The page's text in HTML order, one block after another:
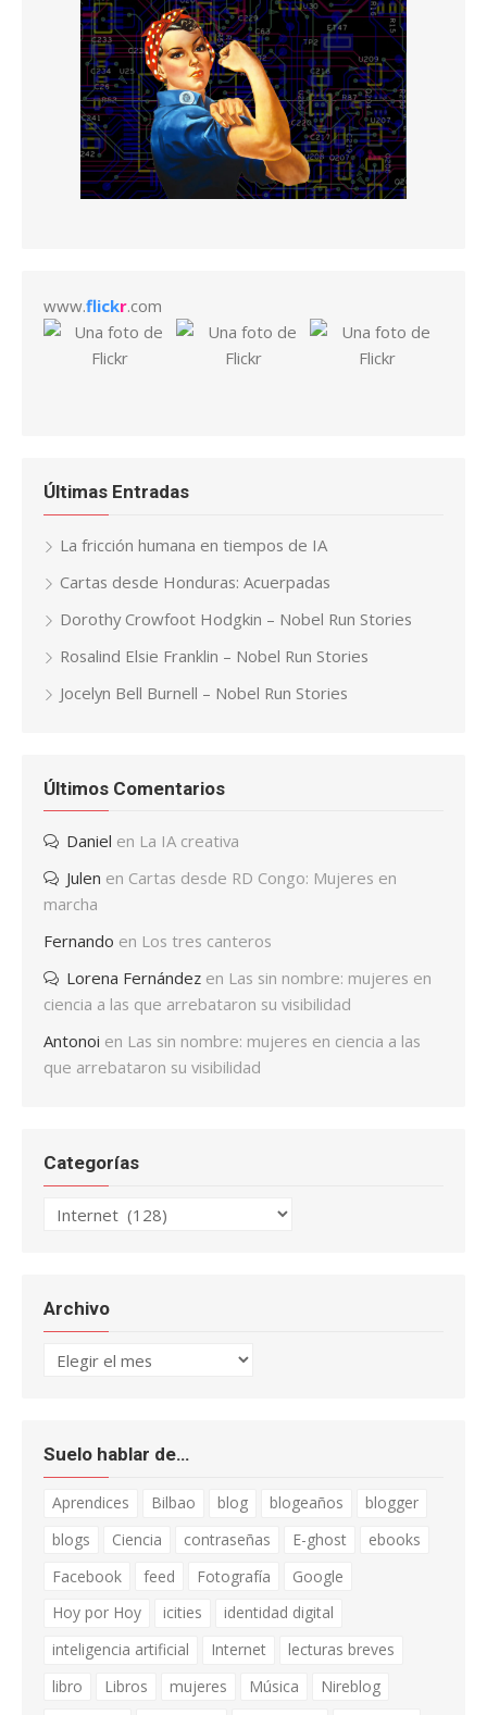
www.flickr.com
Últimas Entradas
La fricción humana en tiempos de IA
Cartas desde Honduras: Acuerpadas
Dorothy Crowfoot Hodgkin – Nobel Run Stories
Rosalind Elsie Franklin – Nobel Run Stories
Jocelyn Bell Burnell – Nobel Run Stories
Últimos Comentarios
Daniel en La IA creativa
Julen en Cartas desde RD Congo: Mujeres en
marcha
Fernando en Los tres canteros
Lorena Fernández en Las sin nombre: mujeres en
ciencia a las que arrebataron su visibilidad
Antonoi en Las sin nombre: mujeres en ciencia a las
que arrebataron su visibilidad
Categorías
Archivo
Archivo
Suelo hablar de…
Aprendices Bilbao blog blogeaños
blogger
blogs
Ciencia contraseñas E-ghost
ebooks
Facebook
feed Fotografía
Google
Hoy por Hoy
icities
identidad digital
inteligencia artificial
Internet
lecturas breves
libro
Libros mujeres Música
Nireblog